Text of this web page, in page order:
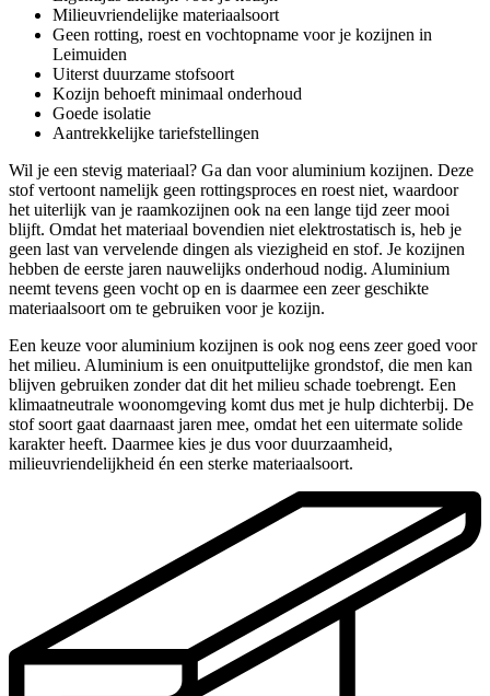
Milieuvriendelijke materiaalsoort
Geen rotting, roest en vochtopname voor je kozijnen in
Leimuiden
Uiterst duurzame stofsoort
Kozijn behoeft minimaal onderhoud
Goede isolatie
Aantrekkelijke tariefstellingen
Wil je een stevig materiaal? Ga dan voor aluminium kozijnen. Deze
stof vertoont namelijk geen rottingsproces en roest niet, waardoor
het uiterlijk van je raamkozijnen ook na een lange tijd zeer mooi
blijft. Omdat het materiaal bovendien niet elektrostatisch is, heb je
geen last van vervelende dingen als viezigheid en stof. Je kozijnen
hebben de eerste jaren nauwelijks onderhoud nodig. Aluminium
neemt tevens geen vocht op en is daarmee een zeer geschikte
materiaalsoort om te gebruiken voor je kozijn.
Een keuze voor aluminium kozijnen is ook nog eens zeer goed voor
het milieu. Aluminium is een onuitputtelijke grondstof, die men kan
blijven gebruiken zonder dat dit het milieu schade toebrengt. Een
klimaatneutrale woonomgeving komt dus met je hulp dichterbij. De
stof soort gaat daarnaast jaren mee, omdat het een uitermate solide
karakter heeft. Daarmee kies je dus voor duurzaamheid,
milieuvriendelijkheid én een sterke materiaalsoort.